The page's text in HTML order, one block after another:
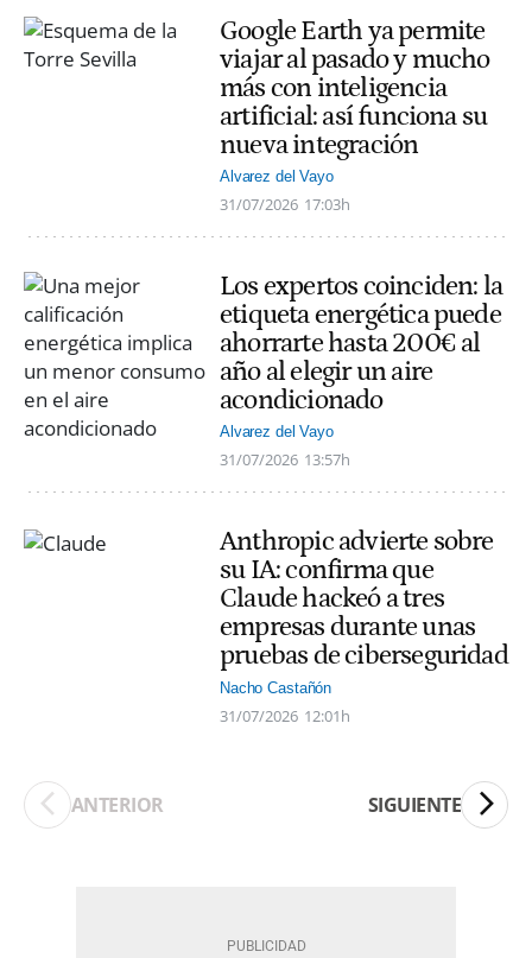
Google Earth ya permite
viajar al pasado y mucho
más con inteligencia
artificial: así funciona su
nueva integración
Alvarez del Vayo
31/07/2026 17:03h
Los expertos coinciden: la
etiqueta energética puede
ahorrarte hasta 200€ al
año al elegir un aire
acondicionado
Alvarez del Vayo
31/07/2026 13:57h
Anthropic advierte sobre
su IA: confirma que
Claude hackeó a tres
empresas durante unas
pruebas de ciberseguridad
Nacho Castañón
31/07/2026 12:01h
ANTERIOR SIGUIENTE